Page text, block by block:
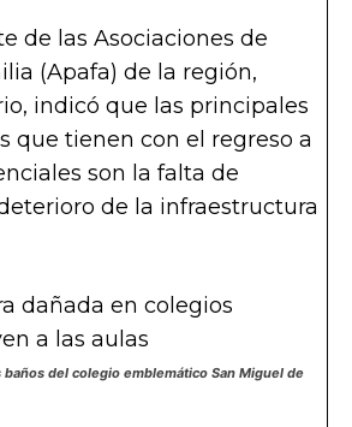
de las Asociaciones de
(Apafa) de la región,
indicó que las principales
que tienen con el regreso a
son la falta de
de la infraestructura
del colegio emblemático San Miguel de